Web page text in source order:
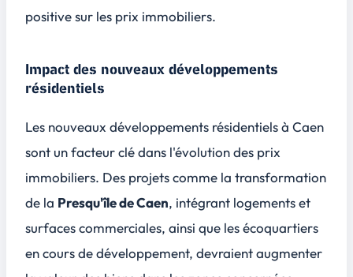
positive sur les prix immobiliers.
Impact des nouveaux développements
résidentiels
Les nouveaux développements résidentiels à Caen
sont un facteur clé dans l'évolution des prix
immobiliers. Des projets comme la transformation
de la Presqu'île de Caen, intégrant logements et
surfaces commerciales, ainsi que les écoquartiers
en cours de développement, devraient augmenter